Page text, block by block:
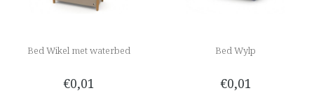
Bed Wikel met waterbed
€0,01
Bed Wylp
€0,01